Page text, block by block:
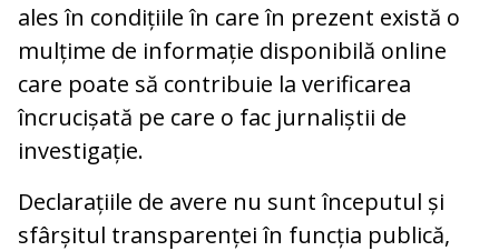
ales în condițiile în care în prezent există o
mulțime de informație disponibilă online
care poate să contribuie la verificarea
încrucișată pe care o fac jurnaliștii de
investigație.
Declarațiile de avere nu sunt începutul și
sfârșitul transparenței în funcția publică,